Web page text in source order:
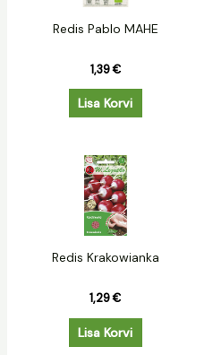
Redis Pablo MAHE
1,39€
Lisa Korvi
Redis Krakowianka
1,29€
Lisa Korvi